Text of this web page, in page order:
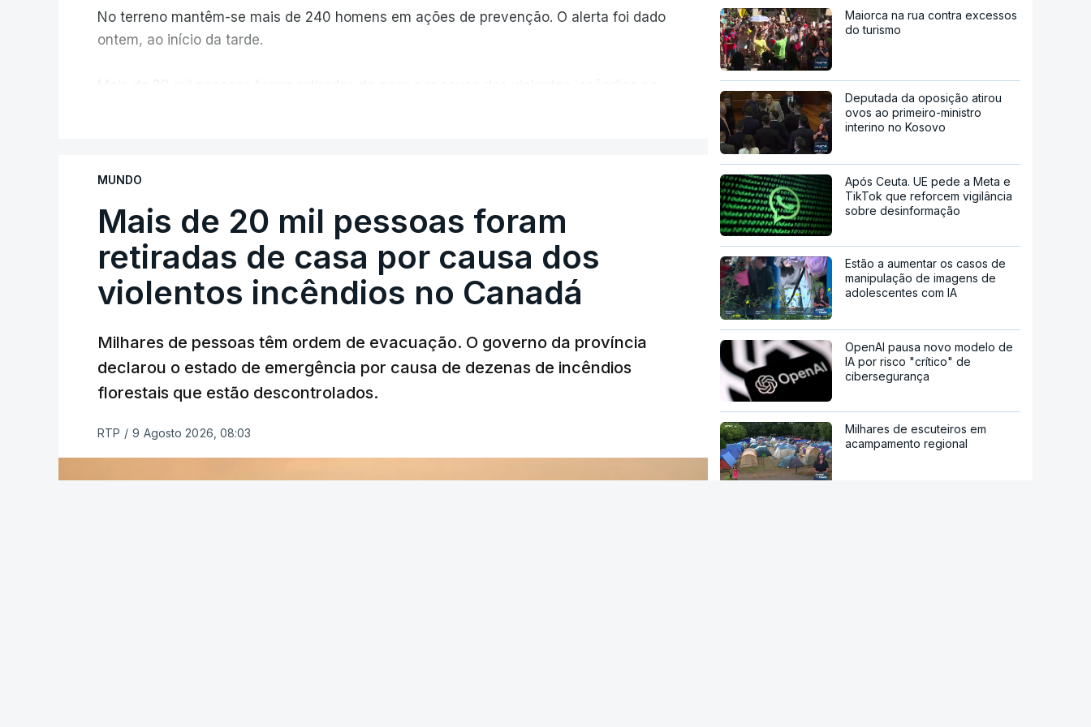
No terreno mantêm-se mais de 240 homens em ações de prevenção. O alerta foi dado
ontem, ao início da tarde.
MUNDO
Mais de 20 mil pessoas foram
retiradas de casa por causa dos
violentos incêndios no Canadá
Milhares de pessoas têm ordem de evacuação. O governo da província
declarou o estado de emergência por causa de dezenas de incêndios
florestais que estão descontrolados.
RTP / 9 Agosto 2026, 08:03
Maiorca na rua contra excessos
do turismo
Deputada da oposição atirou
ovos ao primeiro-ministro
interino no Kosovo
Após Ceuta. UE pede a Meta e
TikTok que reforcem vigilância
sobre desinformação
Estão a aumentar os casos de
manipulação de imagens de
adolescentes com IA
OpenAI pausa novo modelo de
IA por risco "crítico" de
cibersegurança
Milhares de escuteiros em
acampamento regional